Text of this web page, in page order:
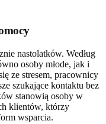
nastolatków. Według
osoby młode, jak i
ze stresem, pracownicy
szukające kontaktu bez
stanowią osoby w
klientów, którzy
wsparcia.